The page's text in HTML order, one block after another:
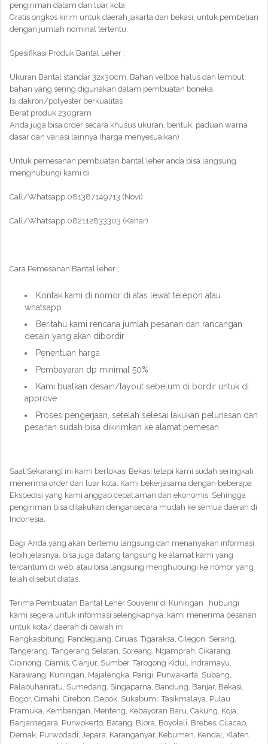
pengiriman dalam dan luar kota
Gratis ongkos kirim untuk daerah jakarta dan bekasi, untuk pembelian
dengan jumlah nominal tertentu.
Spesifikasi Produk Bantal Leher ;
Ukuran Bantal standar 32x30cm, Bahan velboa halus dan lembut.
bahan yang sering digunakan dalam pembuatan boneka.
Isi dakron/polyester berkualitas
Berat produk 230gram
Anda juga bisa order secara khusus ukuran, bentuk, paduan warna
dasar dan variasi lainnya (harga menyesuaikan)
Untuk pemesanan pembuatan bantal leher anda bisa langsung
menghubungi kami di
Call/Whatsapp 081387149713 (Novi)
Call/Whatsapp 082112833303 (Kahar)
Cara Pemesanan Bantal leher ;
Kontak kami di nomor di atas lewat telepon atau
whatsapp
Beritahu kami rencana jumlah pesanan dan rancangan
desain yang akan dibordir
Penentuan harga
Pembayaran dp minimal 50%
Kami buatkan desain/layout sebelum di bordir untuk di
approve
Proses pengerjaan, setelah selesai lakukan pelunasan dan
pesanan sudah bisa dikirimkan ke alamat pemesan
Saat|Sekarang} ini kami berlokasi Bekasi tetapi kami sudah seringkali
menerima order dari luar kota. Kami bekerjasama dengan beberapa
Ekspedisi yang kami anggap cepat,aman dan ekonomis. Sehingga
pengiriman bisa dilakukan dengansecara mudah ke semua daerah di
Indonesia.
Bagi Anda yang akan bertemu langsung dan menanyakan informasi
lebih jelasnya, bisa juga datang langsung ke alamat kami yang
tercantum di web. atau bisa langsung menghubungi ke nomor yang
telah disebut diatas.
Terima Pembuatan Bantal Leher Souvenir di Kuningan , hubungi
kami segera untuk informasi selengkapnya. kami menerima pesanan
untuk kota/ daerah di bawah ini
Rangkasbitung, Pandeglang, Ciruas, Tigaraksa, Cilegon, Serang,
Tangerang, Tangerang Selatan, Soreang, Ngamprah, Cikarang,
Cibinong, Ciamis, Cianjur, Sumber, Tarogong Kidul, Indramayu,
Karawang, Kuningan, Majalengka, Parigi, Purwakarta, Subang,
Palabuhanratu, Sumedang, Singaparna, Bandung, Banjar, Bekasi,
Bogor, Cimahi, Cirebon, Depok, Sukabumi, Tasikmalaya, Pulau
Pramuka, Kembangan, Menteng, Kebayoran Baru, Cakung, Koja,
Banjarnegara, Purwokerto, Batang, Blora, Boyolali, Brebes, Cilacap,
Demak, Purwodadi, Jepara, Karanganyar, Kebumen, Kendal, Klaten,